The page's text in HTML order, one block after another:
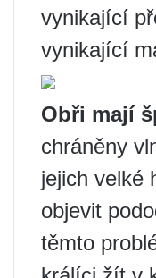
vynikající
vynikající
Obři mají
chráněny
jejich velké
objevit
těmto